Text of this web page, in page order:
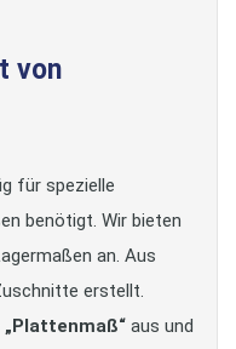
von
für spezielle
benötigt. Wir bieten
an. Aus
erstellt.
„Plattenmaß“ aus und